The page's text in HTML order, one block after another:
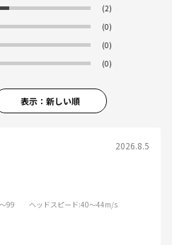
(2)
(0)
(0)
(0)
表示：新しい順
2026.8.5
99 ヘッドスピード:40～44m/s